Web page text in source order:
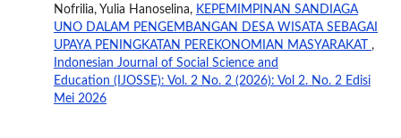
Nofrilia, Yulia Hanoselina, KEPEMIMPINAN SANDIAGA
UNO DALAM PENGEMBANGAN DESA WISATA SEBAGAI
UPAYA PENINGKATAN PEREKONOMIAN MASYARAKAT ,
Indonesian Journal of Social Science and
Education (IJOSSE): Vol. 2 No. 2 (2026): Vol 2. No. 2 Edisi
Mei 2026